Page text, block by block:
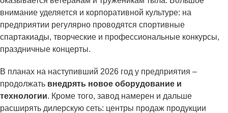
внимание уделяется и корпоративной культуре: на
предприятии регулярно проводятся спортивные
спартакиады, творческие и профессиональные конкурсы,
праздничные концерты.
В планах на наступивший 2026 год у предприятия –
продолжать внедрять новое оборудование и
технологии. Кроме того, завод намерен и дальше
расширять дилерскую сеть: центры продаж продукции